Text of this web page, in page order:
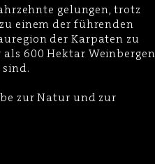
gelungen, trotz
einem der führenden
der Karpaten zu
600 Hektar
zur Natur und zur